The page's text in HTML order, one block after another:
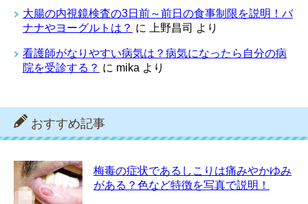
大腸の内視鏡検査の3日前～前日の食事制限を説明！バ
ナナやヨーグルトは？ に 上野昌司 より
看護師がなりやすい病気は？病気になったら自分の病
院を受診する？ に mika より
おすすめ記事
梅毒の症状であるしこりは痛みやかゆみ
がある？色など特徴を写真で説明！